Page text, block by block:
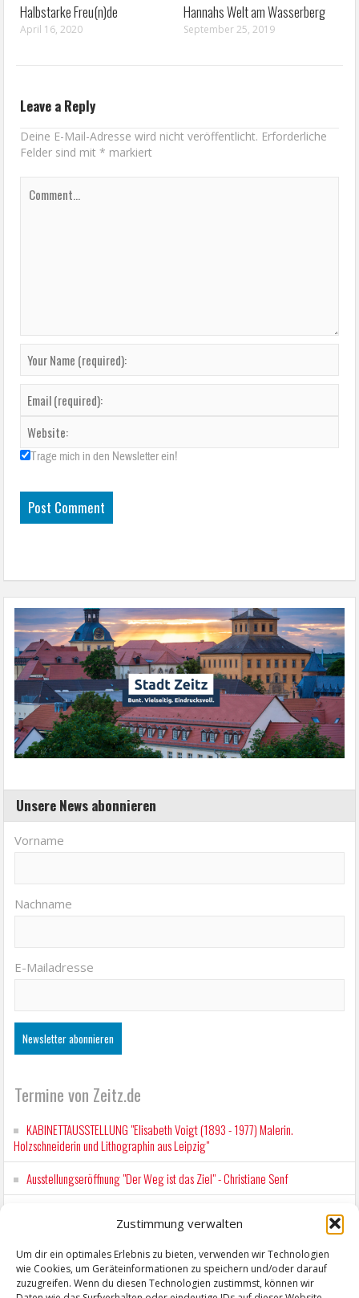
Zustimmung verwalten
Um dir ein optimales Erlebnis zu bieten, verwenden wir Technologien
wie Cookies, um Geräteinformationen zu speichern und/oder darauf
zuzugreifen. Wenn du diesen Technologien zustimmst, können wir
Halbstarke Freu(n)de
April 16, 2020
Hannahs Welt am Wasserberg
September 25, 2019
Leave a Reply
Deine E-Mail-Adresse wird nicht veröffentlicht. Erforderliche
Felder sind mit* markiert
Trage mich in den Newsletter ein!
Unsere News abonnieren
Vorname
Nachname
E-Mailadresse
Termine von Zeitz.de
KABINETTAUSSTELLUNG "Elisabeth Voigt (1893 - 1977) Malerin.
Holzschneiderin und Lithographin aus Leipzig"
Ausstellungseröffnung "Der Weg ist das Ziel" - Christiane Senf
Kunstfest Zeitz